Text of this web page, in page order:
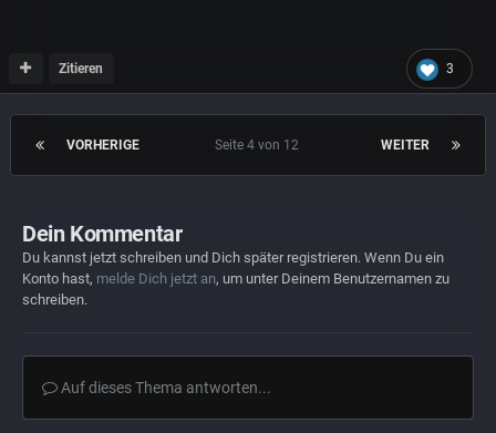
3
Zitieren
VORHERIGE WEITER
Seite 4 von 12
Dein Kommentar
Du kannst jetzt schreiben und Dich später registrieren. Wenn Du ein
Konto hast, melde Dich jetzt an, um unter Deinem Benutzernamen zu
schreiben.
Auf dieses Thema antworten...